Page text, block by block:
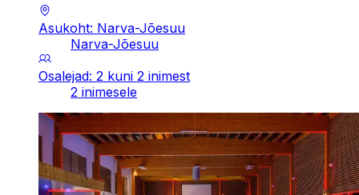
Asukoht: Narva-Jõesuu
Narva-Jõesuu
Osalejad: 2 kuni 2 inimest
2 inimesele